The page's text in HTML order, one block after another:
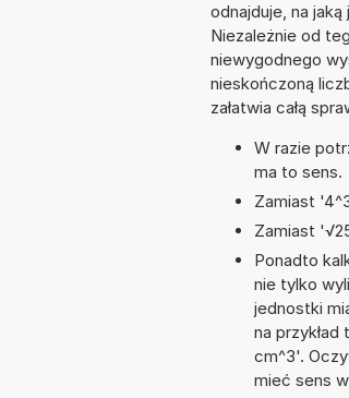
odnajduje, na
Niezależnie od
niewygodnego
nieskończoną
załatwia całą
W razie
ma to sens.
Zamiast
Zamiast
Ponadto
nie tylko
jednostki
na
cm^3'.
mieć sens